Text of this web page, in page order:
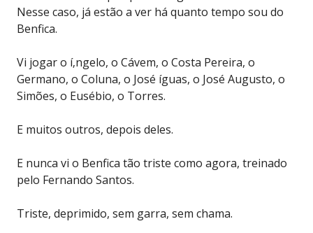
Nesse caso, já estão a ver há quanto tempo sou do
Benfica.
Vi jogar o í‚ngelo, o Cávem, o Costa Pereira, o
Germano, o Coluna, o José íguas, o José Augusto, o
Simões, o Eusébio, o Torres.
E muitos outros, depois deles.
E nunca vi o Benfica tão triste como agora, treinado
pelo Fernando Santos.
Triste, deprimido, sem garra, sem chama.